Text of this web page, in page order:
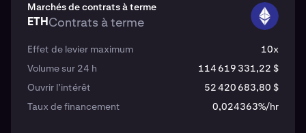
Marchés de contrats à terme
ETH Contrats à terme ETH
Effet de levier maximum
10x
Volume sur 24 h
114 619 331,22 $
Ouvrir l’intérêt
52 420 683,80 $
Taux de financement
0,024363%/hr